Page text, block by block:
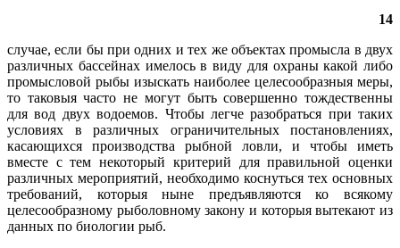
14
случае, если бы при одних и тех же объектах промысла в двух
различных бассейнах имелось в виду для охраны какой либо
промысловой рыбы изыскать наиболее целесообразныя меры,
то таковыя часто не могут быть совершенно тождественны
для вод двух водоемов. Чтобы легче разобраться при таких
условиях в различных ограничительных постановлениях,
касающихся производства рыбной ловли, и чтобы иметь
вместе с тем некоторый критерий для правильной оценки
различных мероприятий, необходимо коснуться тех основных
требований, которыя ныне предъявляются ко всякому
целесообразному рыболовному закону и которыя вытекают из
данных по биологии рыб.